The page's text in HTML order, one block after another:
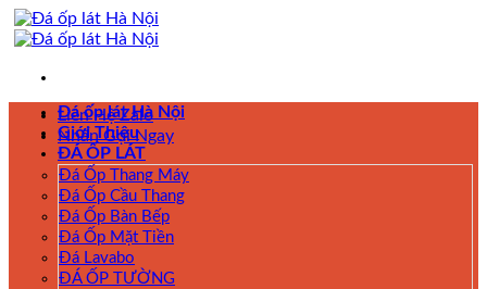
Skip
to
Liên Hệ Zalo
Nhấn Gọi Ngay
Đá ốp lát Hà Nội
Giới Thiệu
ĐÁ ỐP LÁT
Đá Ốp Thang Máy
Đá Ốp Cầu Thang
Đá Ốp Bàn Bếp
Đá Ốp Mặt Tiền
Đá Lavabo
ĐÁ ỐP TƯỜNG